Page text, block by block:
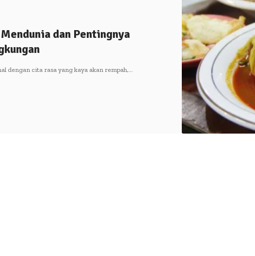
dan Pentingnya
dengan cita rasa yang kaya akan rempah,…